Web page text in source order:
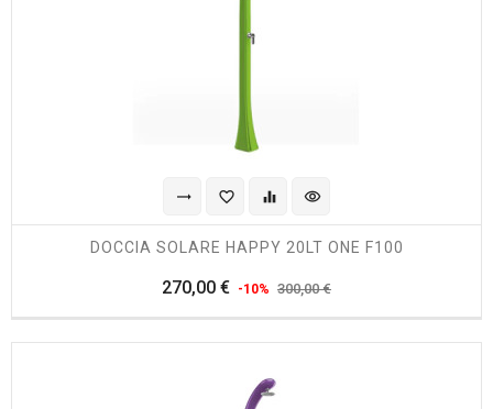
trending_flat favorite_border equalizer visibility
DOCCIA SOLARE HAPPY 20LT ONE F100
270,00 € Prezzo
-10% 300,00 €Prezzo